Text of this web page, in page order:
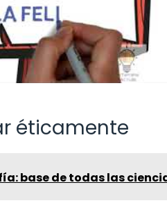
éticamente
base de todas las